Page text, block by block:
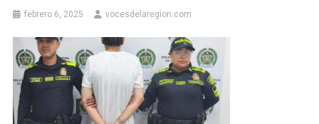
febrero 6, 2025 vocesdelaregion.com